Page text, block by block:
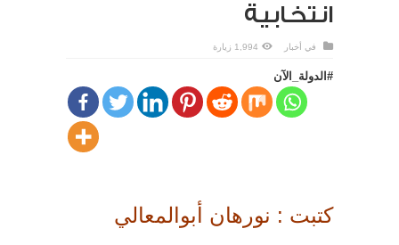
انتخابية
في أخبار 1,994 زيارة
#الدولة_الآن
كتبت : نورهان أبوالمعالي